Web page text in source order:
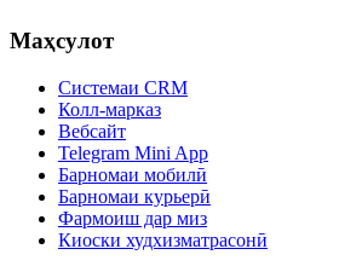
Маҳсулот
Системаи CRM
Колл-марказ
Вебсайт
Telegram Mini App
Барномаи мобилӣ
Барномаи курьерӣ
Фармоиш дар миз
Киоски худхизматрасонӣ